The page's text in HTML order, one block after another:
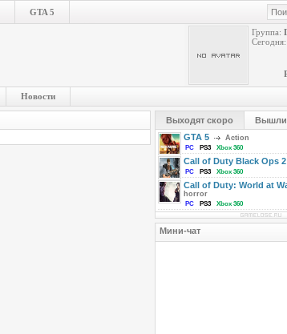
GTA 5
Группа:
Сегодня:
Новости
Выходят скоро
Вышли
GTA 5
Action
PC PS3 Xbox 360
Call of Duty Black Ops 2
PC PS3 Xbox 360
Call of Duty: World at
horror
PC PS3 Xbox 360
Мини-чат